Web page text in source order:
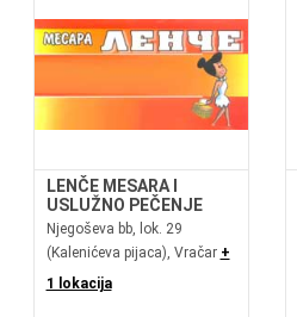
LENČE MESARA I
USLUŽNO PEČENJE
Njegoševa bb, lok. 29
(Kalenićeva pijaca), Vračar +
1 lokacija